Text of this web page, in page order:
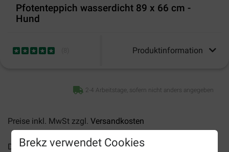
Brekz verwendet Cookies
Pfotenteppich wasserdicht 89 x 66 cm -
Hund
Produktinformation
2-4 Arbeitstage, sofern nicht anders angegeben
Preise inkl. MwSt zzgl. Versandkosten
DerPfotenteppich wasserdicht 89x66 cm – Hund